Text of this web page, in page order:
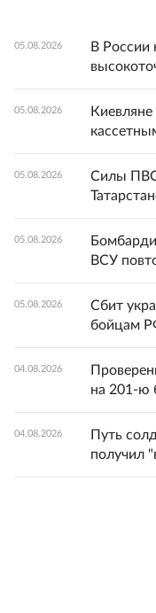
05.08.2026
В России
05.08.2026
05.08.2026
Силы ПВО
05.08.2026
ВСУ
05.08.2026
Сбит
бойцам
04.08.2026
на 201-ю
04.08.2026
Путь
получил